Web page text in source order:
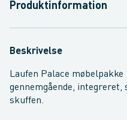
Produktinformation
Beskrivelse
Laufen Palace
gennemgående,
skuffen.